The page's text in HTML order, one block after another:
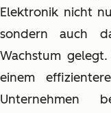
Elektronik nicht
sondern auch
Wachstum
einem
Unternehmen